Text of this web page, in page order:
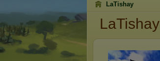
LaTishay
LaTishay